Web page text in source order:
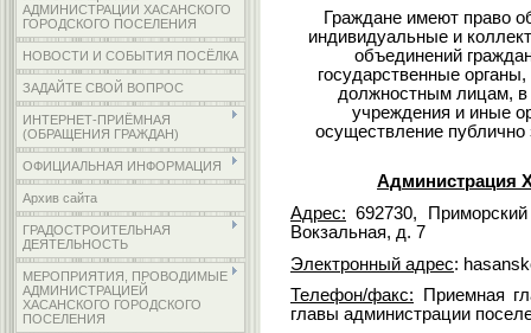
АДМИНИСТРАЦИИ ХАСАНСКОГО
ГОРОДСКОГО ПОСЕЛЕНИЯ
НОВОСТИ И СОБЫТИЯ ПОСЁЛКА
ЗАДАЙТЕ СВОЙ ВОПРОС
ИНТЕРНЕТ-ПРИЁМНАЯ
(ОБРАЩЕНИЯ ГРАЖДАН)
ОФИЦИАЛЬНАЯ ИНФОРМАЦИЯ
Архив сайта
ГРАДОСТРОИТЕЛЬНАЯ
ДЕЯТЕЛЬНОСТЬ
МЕРОПРИЯТИЯ, ПРОВОДИМЫЕ
АДМИНИСТРАЦИЕЙ
ХАСАНСКОГО ГОРОДСКОГО
ПОСЕЛЕНИЯ
Граждане имеют право
индивидуальные и
объединений
государственные
должностным лицам, в
учреждения и иные
осуществление
Администрация
Адрес: 692730,
Вокзальная, д. 7
Электронный адрес:
Телефон/факс:
Приемная
главы администрации